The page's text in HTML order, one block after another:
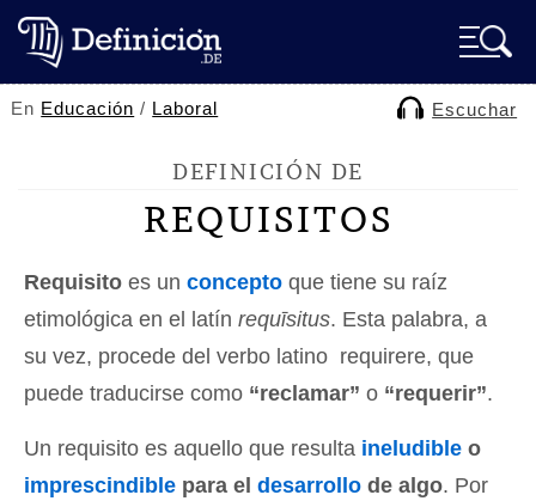
En Educación / Laboral Escuchar
DEFINICIÓN DE
REQUISITOS
Requisito es un concepto que tiene su raíz
etimológica en el latín requīsitus. Esta palabra, a
su vez, procede del verbo latino requirere, que
puede traducirse como “reclamar” o “requerir”.
Un requisito es aquello que resulta ineludible o
imprescindible para el desarrollo de algo. Por